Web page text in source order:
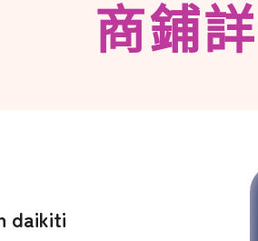
商鋪詳
daikiti